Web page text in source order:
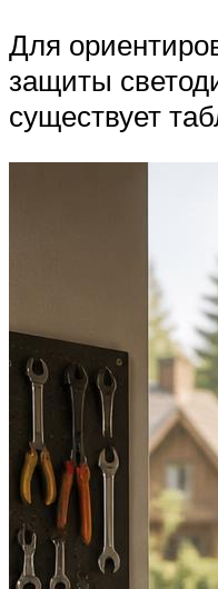
Для
защиты
существует